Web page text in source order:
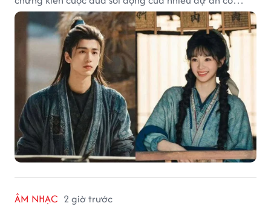
trang có độ thảo luận cao.
ÂM NHẠC 2 giờ trước